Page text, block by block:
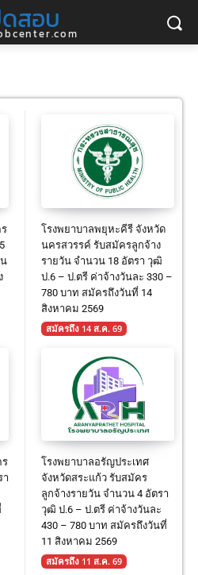
ดสอบ
โรงพยาบาลพยุหะคีรี จังหวัด
นครสวรรค์ รับสมัครลูกจ้าง
รายวัน จำนวน 18 อัตรา วุฒิ
ป.6 – ป.ตรี ค่าจ้างวันละ 330 –
780 บาท สมัครถึงวันที่ 14
สิงหาคม 2569
สมัครถึง 14 ส.ค. 69
ร
า
โรงพยาบาลอรัญประเทศ
จังหวัดสระแก้ว รับสมัคร
ลูกจ้างรายวัน จำนวน 4 อัตรา
วุฒิ ป.6 – ป.ตรี ค่าจ้างวันละ
430 – 780 บาท สมัครถึงวันที่
11 สิงหาคม 2569
สมัครถึง 11 ส.ค. 69